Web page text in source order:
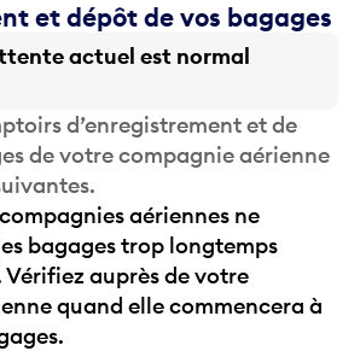
et dépôt de vos bagages
actuel est normal
d’enregistrement et de
de votre compagnie aérienne
aériennes ne
bagages trop longtemps
auprès de votre
quand elle commencera à